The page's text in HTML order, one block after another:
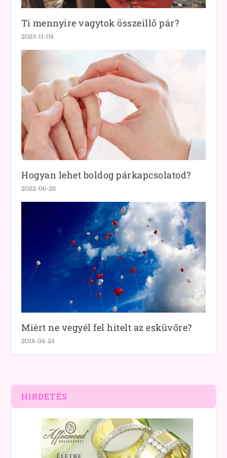
Ti mennyire vagytok összeillő pár?
2023-11-08
Hogyan lehet boldog párkapcsolatod?
2022-06-26
Miért ne vegyél fel hitelt az esküvőre?
2018-04-24
HIRDETÉS